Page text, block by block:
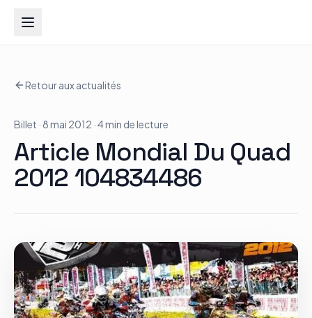
Accueil
RZR
ATV
RGR
Tous les modèles
Actualités
Retour aux actualités
Billet · 8 mai 2012 · 4 min de lecture
Article Mondial Du Quad
2012 104834486